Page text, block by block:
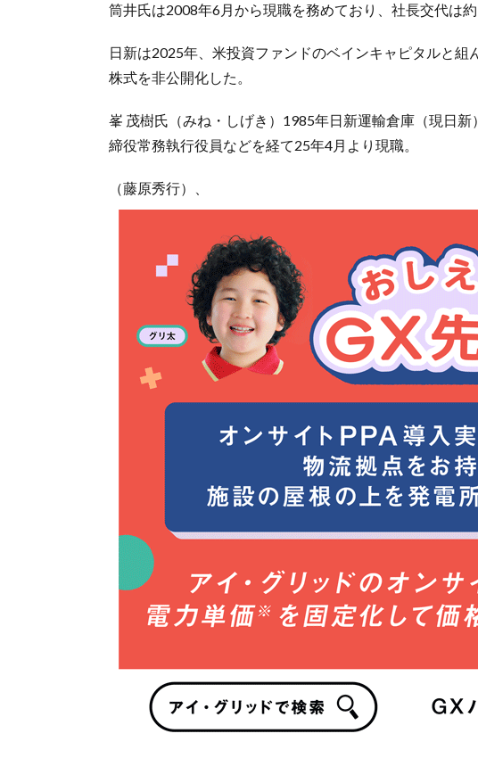
筒井氏は2008年6月から現職を務めており、社長交代は約
日新は2025年、米投資ファンドのベインキャピタルと組
株式を非公開化した。
峯 茂樹氏（みね・しげき）1985年日新運輸倉庫（現日
締役常務執行役員などを経て25年4月より現職。
（藤原秀行）、